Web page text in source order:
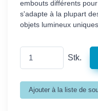
embouts différents
s'adapte à la plupart
objets lumineux uniques.
Stk.